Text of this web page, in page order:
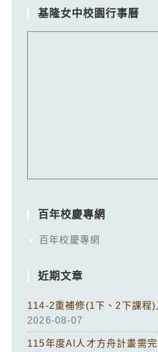
基隆女中校園行事曆
百年校慶專網
百年校慶專網
近期文章
114-2重補修(1下、2下課程)
2026-08-07
115年度AI人才方舟計畫需完